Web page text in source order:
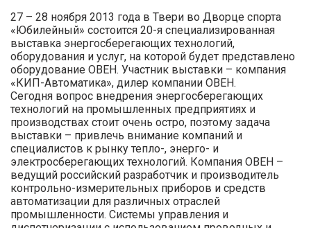
27 – 28 ноября 2013 года в Твери во Дворце спорта
«Юбилейный» состоится 20-я специализированная
выставка энергосберегающих технологий,
оборудования и услуг, на которой будет представлено
оборудование ОВЕН. Участник выставки – компания
«КИП-Автоматика», дилер компании ОВЕН.
Сегодня вопрос внедрения энергосберегающих
технологий на промышленных предприятиях и
производствах стоит очень остро, поэтому задача
выставки – привлечь внимание компаний и
специалистов к рынку тепло-, энерго- и
электросберегающих технологий. Компания ОВЕН –
ведущий российский разработчик и производитель
контрольно-измерительных приборов и средств
автоматизации для различных отраслей
промышленности. Системы управления и